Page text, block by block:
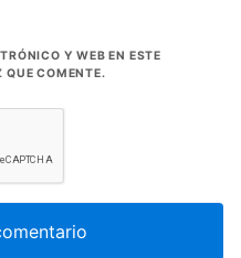
Y WEB EN ESTE
QUE COMENTE.